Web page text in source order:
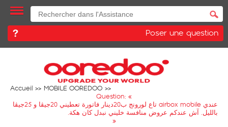
Poser une question
Accueil
MOBILE OOREDOO
Question: «
عندي airbox mobile تاع لورونج ب20دينار فاتورة تعطيني 20جيڨا و 25جيڨا
بالليل. آش عندكم عروض منافسة خليني نبدل كان هكة.
»